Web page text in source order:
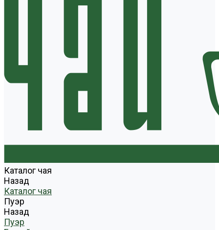
Каталог чая
Назад
Каталог чая
Пуэр
Назад
Пуэр